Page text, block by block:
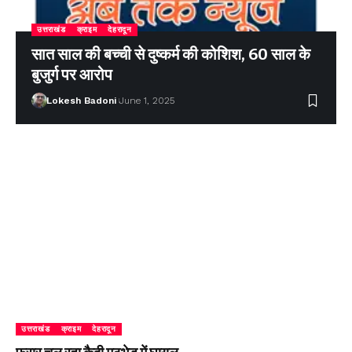
उत्तराखंड क्राइम देहरादून
सात साल की बच्ची से दुष्कर्म की कोशिश, 60 साल के
बुजुर्ग पर आरोप
Lokesh Badoni June 1, 2025
उत्तराखंड क्राइम देहरादून